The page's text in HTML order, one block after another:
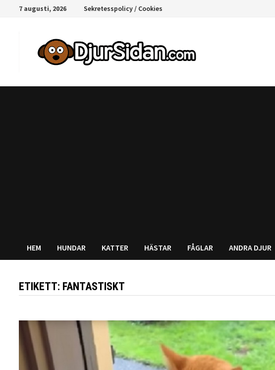
Hoppa7 augusti, 2026 Sekretesspolicy / Cookies
HEM HUNDAR KATTER HÄSTAR FÅGLAR ANDRA DJUR
ETIKETT: FANTASTISKT